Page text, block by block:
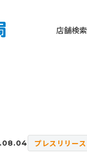
店舗検索
プレスリリース